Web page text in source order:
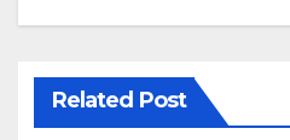
Related Post